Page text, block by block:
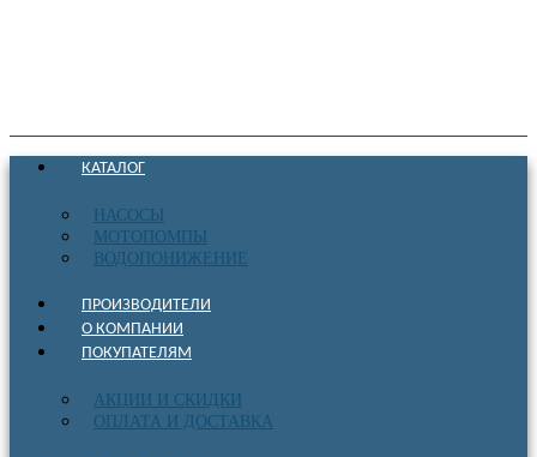
КАТАЛОГ
НАСОСЫ
МОТОПОМПЫ
ВОДОПОНИЖЕНИЕ
ПРОИЗВОДИТЕЛИ
О КОМПАНИИ
ПОКУПАТЕЛЯМ
АКЦИИ И СКИДКИ
ОПЛАТА И ДОСТАВКА